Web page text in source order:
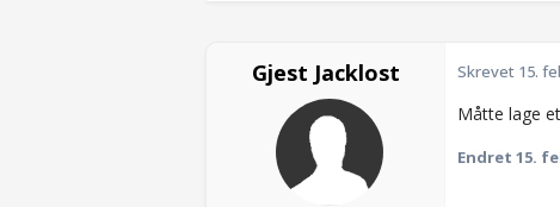
Gjest Jacklost Skrevet 15.
Måtte lage
Endret 15.